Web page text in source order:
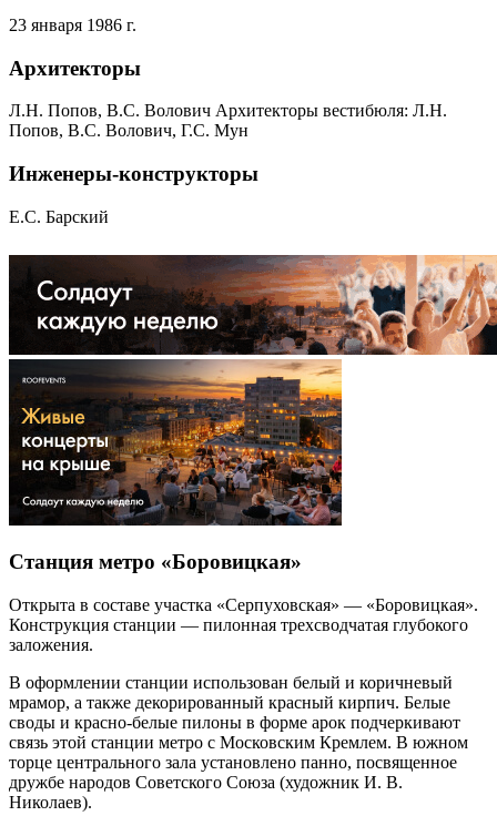
23 января 1986 г.
Архитекторы
Л.Н. Попов, В.С. Волович Архитекторы вестибюля: Л.Н.
Попов, В.С. Волович, Г.С. Мун
Инженеры-конструкторы
Е.С. Барский
Станция метро «Боровицкая»
Открыта в составе участка «Серпуховская» — «Боровицкая».
Конструкция станции — пилонная трехсводчатая глубокого
заложения.
В оформлении станции использован белый и коричневый
мрамор, а также декорированный красный кирпич. Белые
своды и красно-белые пилоны в форме арок подчеркивают
связь этой станции метро с Московским Кремлем. В южном
торце центрального зала установлено панно, посвященное
дружбе народов Советского Союза (художник И. В.
Николаев).